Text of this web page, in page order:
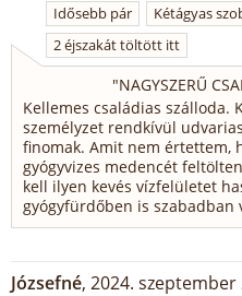
Idősebb pár
Kétágyas
2 éjszakát töltött itt
"NAGYSZERŰ
Kellemes családias szálloda.
személyzet rendkívül
finomak. Amit nem értettem,
gyógyvizes medencét
kell ilyen kevés vízfelületet
gyógyfürdőben is szabadban
Józsefné, 2024. szeptember